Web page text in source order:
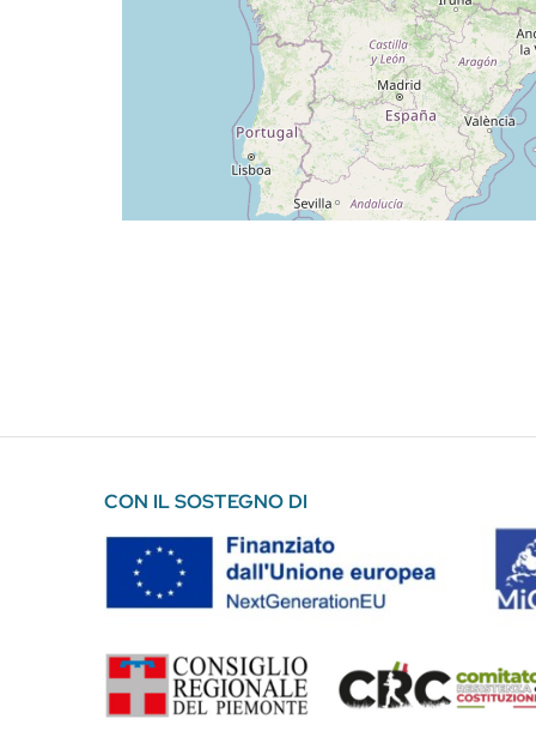
CON IL SOSTEGNO DI